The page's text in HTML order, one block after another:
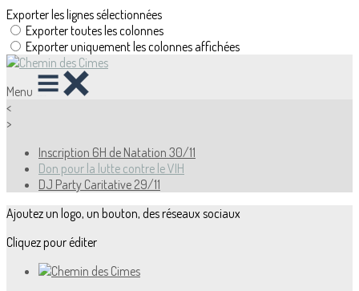
Exporter les lignes sélectionnées
Exporter toutes les colonnes
Exporter uniquement les colonnes affichées
Menu
<
>
Inscription 6H de Natation 30/11
Don pour la lutte contre le VIH
DJ Party Caritative 29/11
Ajoutez un logo, un bouton, des réseaux sociaux
Cliquez pour éditer